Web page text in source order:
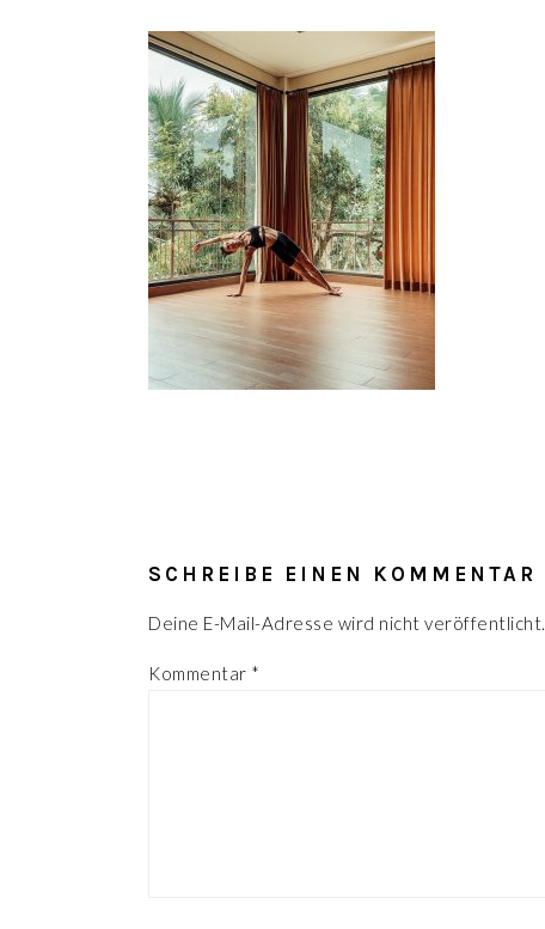
SCHREIBE EINEN KOMMENTAR
Deine E-Mail-Adresse wird nicht veröffentlicht.
Kommentar *